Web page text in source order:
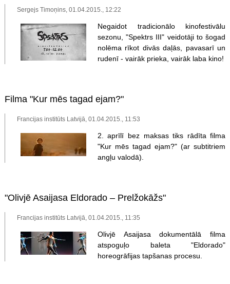
Sergejs Timoņins, 01.04.2015., 12:22
Negaidot tradicionālo kinofestivālu
sezonu, "Spektrs III" veidotāji to šogad
nolēma rīkot divās daļās, pavasarī un
rudenī - vairāk prieka, vairāk laba kino!
Filma "Kur mēs tagad ejam?"
Francijas institūts Latvijā, 01.04.2015., 11:53
2. aprīlī bez maksas tiks rādīta filma
"Kur mēs tagad ejam?" (ar subtitriem
angļu valodā).
"Olivjē Asaijasa Eldorado – Prelžokāžs"
Francijas institūts Latvijā, 01.04.2015., 11:35
Olivjē Asaijasa dokumentālā filma
atspoguļo baleta "Eldorado"
horeogrāfijas tapšanas procesu.